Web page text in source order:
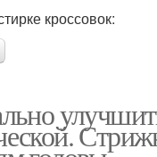
кроссовок: